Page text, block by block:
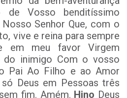
de Vosso benditíssimo
Senhor Que, com o
vive e reina para sempre
em meu favor Virgem
do inimigo Com o vosso
Pai Ao Filho e ao Amor
Deus em Pessoas três
fim. Amém. Hino Deus